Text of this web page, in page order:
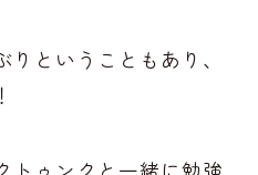
ということもあり、